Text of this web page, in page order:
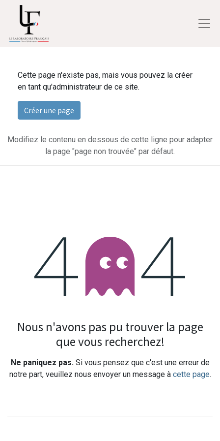
Cette page n'existe pas, mais vous pouvez la créer
en tant qu'administrateur de ce site.
Créer une page
Modifiez le contenu en dessous de cette ligne pour adapter
la page "page non trouvée" par défaut.
Erreur 404
Nous n'avons pas pu trouver la page
que vous recherchez!
Ne paniquez pas.Si vous pensez que c'est une erreur de
notre part, veuillez nous envoyer un message à cette page.